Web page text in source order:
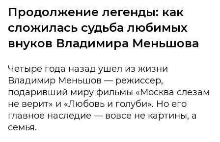
Продолжение легенды: как
сложилась судьба любимых
внуков Владимира Меньшова
Четыре года назад ушел из жизни
Владимир Меньшов — режиссер,
подаривший миру фильмы «Москва слезам
не верит» и «Любовь и голуби». Но его
главное наследие — вовсе не картины, а
семья.